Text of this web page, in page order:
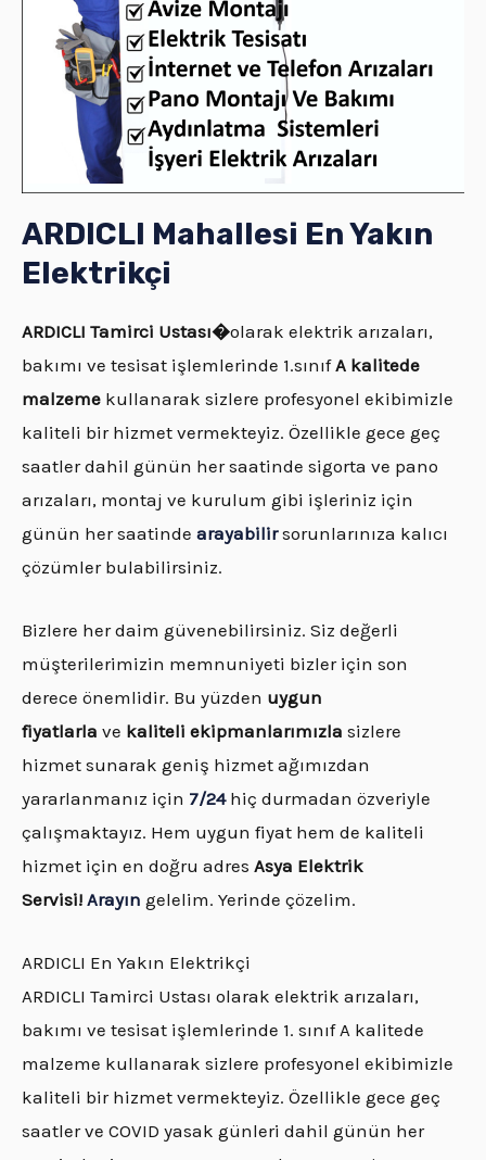
ARDICLI Mahallesi En Yakın
Elektrikçi
ARDICLI Tamirci Ustası�olarak elektrik arızaları,
bakımı ve tesisat işlemlerinde 1.sınıfA kalitede
malzeme kullanarak sizlere profesyonel ekibimizle
kaliteli bir hizmet vermekteyiz. Özellikle gece geç
saatler dahil günün her saatinde sigorta ve pano
arızaları, montaj ve kurulum gibi işleriniz için
günün her saatinde arayabilirsorunlarınıza kalıcı
çözümler bulabilirsiniz.
Bizlere her daim güvenebilirsiniz. Siz değerli
müşterilerimizin memnuniyeti bizler için son
derece önemlidir. Bu yüzden uygun
fiyatlarla ve kaliteli ekipmanlarımızla sizlere
hizmet sunarak geniş hizmet ağımızdan
yararlanmanız için 7/24hiç durmadan özveriyle
çalışmaktayız. Hem uygun fiyat hem de kaliteli
hizmet için en doğru adres Asya Elektrik
Servisi! Arayın gelelim. Yerinde çözelim.
ARDICLI En Yakın Elektrikçi
ARDICLI Tamirci Ustası olarak elektrik arızaları,
bakımı ve tesisat işlemlerinde 1. sınıf A kalitede
malzeme kullanarak sizlere profesyonel ekibimizle
kaliteli bir hizmet vermekteyiz. Özellikle gece geç
saatler ve COVID yasak günleri dahil günün her